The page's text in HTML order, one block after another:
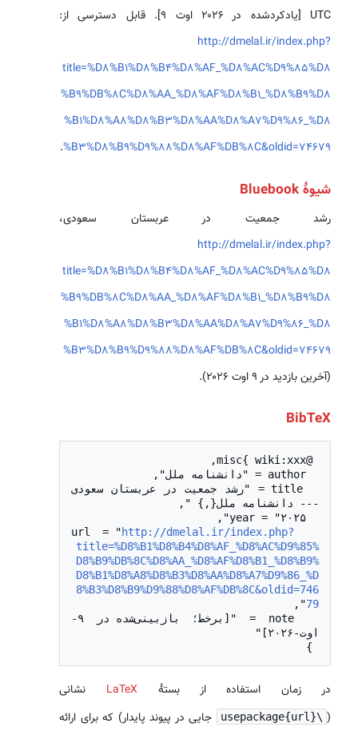
UTC [یادکردشده در ۲۰۲۶ اوت ۹]. قابل دسترسی از:
http://dmelal.ir/index.php?
title=%D8%B1%D8%B4%D8%AF_%D8%AC%D9%85%D8
%B9%DB%8C%D8%AA_%D8%AF%D8%B1_%D8%B9%D8
%B1%D8%A8%D8%B3%D8%AA%D8%A7%D9%86_%D8
%B3%D8%B9%D9%88%D8%AF%DB%8C&oldid=74679
.
شیوهٔ Bluebook
رشد جمعیت در عربستان سعودی،
http://dmelal.ir/index.php?
title=%D8%B1%D8%B4%D8%AF_%D8%AC%D9%85%D8
%B9%DB%8C%D8%AA_%D8%AF%D8%B1_%D8%B9%D8
%B1%D8%A8%D8%B3%D8%AA%D8%A7%D9%86_%D8
%B3%D8%B9%D9%88%D8%AF%DB%8C&oldid=74679
(آخرین بازدید در ۹ اوت ۲۰۲۶).
BibTeX
http://dmelal.ir/index.php?
title=%D8%B1%D8%B4%D8%AF_%D8%AC%D9%85%
D8%B9%DB%8C%D8%AA_%D8%AF%D8%B1_%D8%B9%
D8%B1%D8%A8%D8%B3%D8%AA%D8%A7%D9%86_%D
8%B3%D8%B9%D9%88%D8%AF%DB%8C&oldid=746
79
  note = "[برخط؛ بازبینی‌شده در ۹-
در زمان استفاده از بستهٔLaTeX نشانی
(
\usepackage{url}
جایی در پیوند پایدار) که برای ارائه